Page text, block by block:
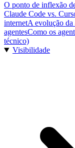
O ponto de inflexão
Claude Code vs.
internetA evolução da
agentesComo os
técnico)
Visibilidade